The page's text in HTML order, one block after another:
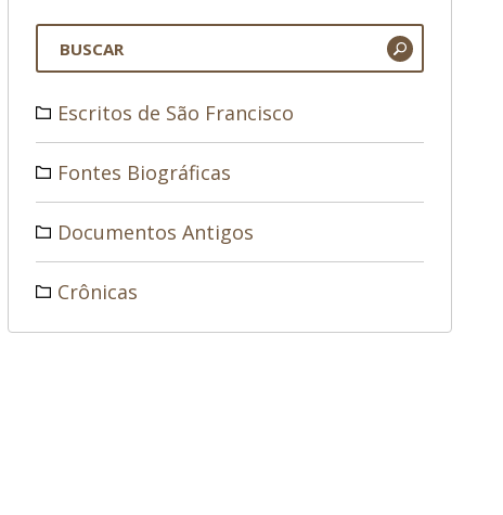
Escritos de São Francisco
Fontes Biográficas
Documentos Antigos
Crônicas